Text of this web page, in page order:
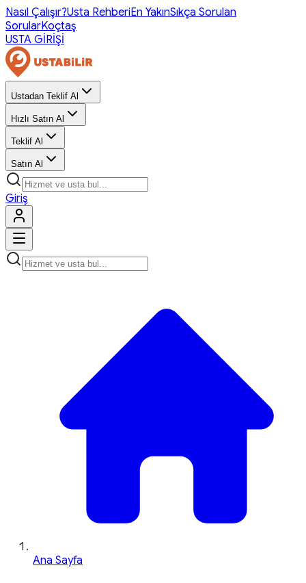
Nasıl Çalışır?Usta RehberiEn YakınSıkça Sorulan
SorularKoçtaş
USTA GİRİŞİ
Ustadan Teklif Al
Hızlı Satın Al
Teklif Al
Satın Al
Giriş
Ana Sayfa